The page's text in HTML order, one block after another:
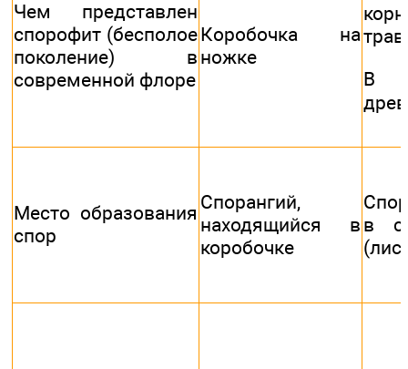
Чем представлен
спорофит (бесполое
поколение) в
современной флоре
Коробочка на
ножке
В
Место образования
спор
Спорангий,
находящийся в
коробочке
в